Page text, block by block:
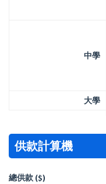
中學
大學
供款計算機
總供款 ($)